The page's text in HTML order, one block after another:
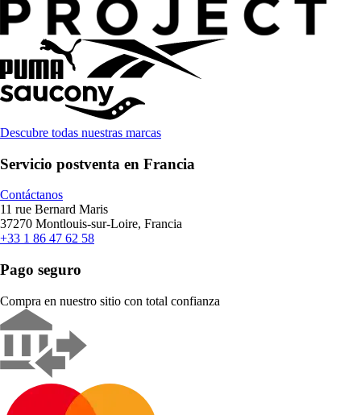
Descubre todas nuestras marcas
Servicio postventa en Francia
Contáctanos
11 rue Bernard Maris
37270 Montlouis-sur-Loire, Francia
+33 1 86 47 62 58
Pago seguro
Compra en nuestro sitio con total confianza